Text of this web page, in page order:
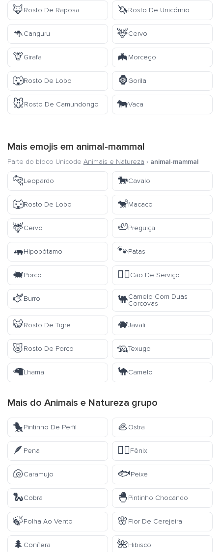
🦊Rosto De Raposa 🦄Rosto De Unicórnio
🦘Canguru 🦌Cervo
🦒Girafa 🦇Morcego
🐺Rosto De Lobo 🦍Gorila
🐭Rosto De Camundongo 🐄Vaca
Mais emojis em animal-mammal
Parte do bloco Unicode Animais e Natureza › animal-mammal
🐆Leopardo 🐎Cavalo
🐺Rosto De Lobo 🐒Macaco
🦌Cervo 🦥Preguiça
🦛Hipopótamo 🐾Patas
🐖Porco 🐕‍🦺Cão De Serviço
🫏Burro 🐫Camelo Com Duas
Corcovas
🐯Rosto De Tigre 🐗Javali
🐷Rosto De Porco 🦡Texugo
🦙Lhama 🐪Camelo
Mais do Animais e Natureza grupo
🐤Pintinho De Perfil 🦪Ostra
🪶 Pena 🐦‍🔥Fênix
🐚Caramujo 🐟Peixe
🐍Cobra 🐣Pintinho Chocando
🍃Folha Ao Vento 🌸Flor De Cerejeira
🌲 Conífera 🌺Hibisco